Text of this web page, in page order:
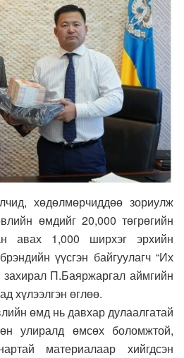
хөдөлмөрчиддөө зориулж
өмдийг 20,000 төгрөгийн
авах 1,000 ширхэг эрхийн
үүсгэн байгуулагч “Их
захирал П.Баяржаргал аймгийн
хүлээлгэн өглөө.
өмд нь давхар дулаалгатай
улиралд өмсөх боломжтой,
материалаар хийгдсэн